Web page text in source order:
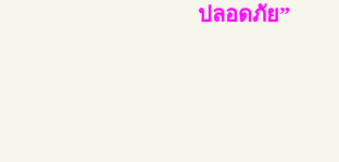
ปลอดภัย”